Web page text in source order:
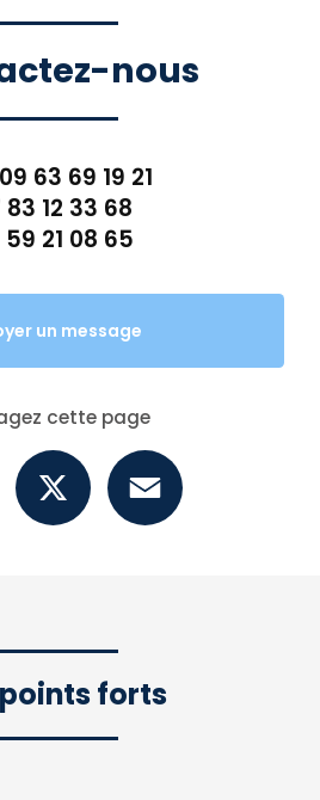
nous
09 63 69 19 21
83 12 33 68
21 08 65
un message
cette page
Facebook
forts